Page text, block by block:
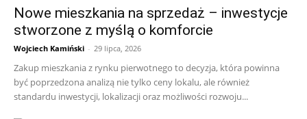
Nowe mieszkania na sprzedaż – inwestycje
stworzone z myślą o komforcie
Wojciech Kamiński - 29 lipca, 2026
Zakup mieszkania z rynku pierwotnego to decyzja, która powinna
być poprzedzona analizą nie tylko ceny lokalu, ale również
standardu inwestycji, lokalizacji oraz możliwości rozwoju...